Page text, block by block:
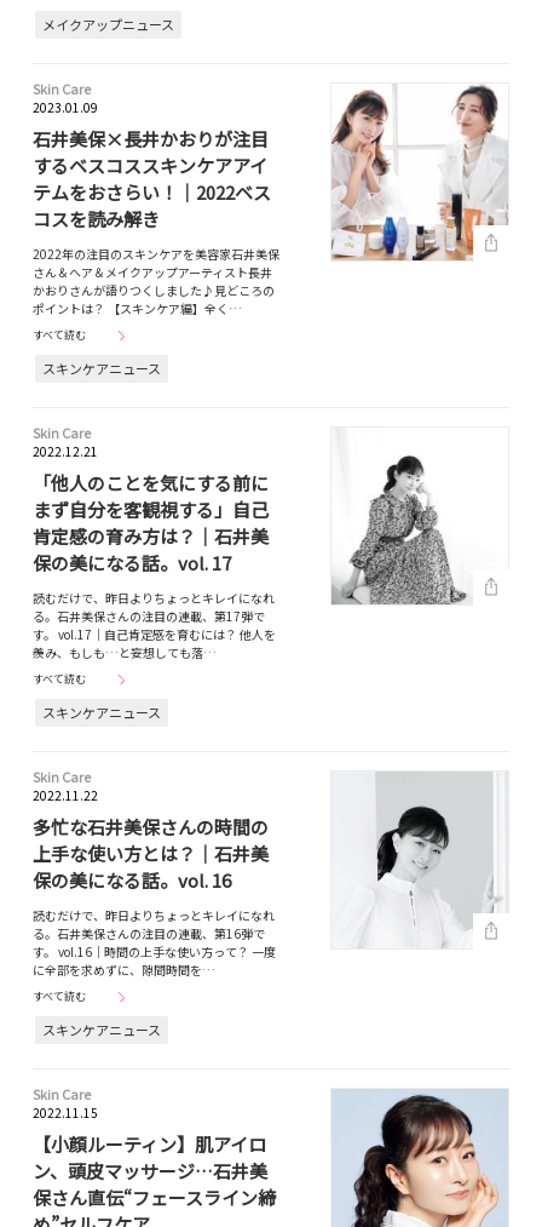
メイクアップニュース
Skin Care
2023.01.09
石井美保×長井かおりが注目
するベスコススキンケアアイ
テムをおさらい！｜2022ベス
コスを読み解き
2022年の注目のスキンケアを美容家石井美保
さん＆ヘア＆メイクアップアーティスト長井
かおりさんが語りつくしました♪見どころの
ポイントは？ 【スキンケア編】全く…
すべて読む
スキンケアニュース
Skin Care
2022.12.21
「他人のことを気にする前に
まず自分を客観視する」自己
肯定感の育み方は？｜石井美
保の美になる話。vol. 17
読むだけで、昨日よりちょっとキレイになれ
る。石井美保さんの注目の連載、第17弾で
す。 vol.17｜自己肯定感を育むには？ 他人を
羨み、もしも…と妄想しても落…
すべて読む
スキンケアニュース
Skin Care
2022.11.22
多忙な石井美保さんの時間の
上手な使い方とは？｜石井美
保の美になる話。vol. 16
読むだけで、昨日よりちょっとキレイになれ
る。石井美保さんの注目の連載、第16弾で
す。 vol.16｜時間の上手な使い方って？ 一度
に全部を求めずに、隙間時間を…
すべて読む
スキンケアニュース
Skin Care
2022.11.15
【小顔ルーティン】肌アイロ
ン、頭皮マッサージ…石井美
保さん直伝“フェースライン締